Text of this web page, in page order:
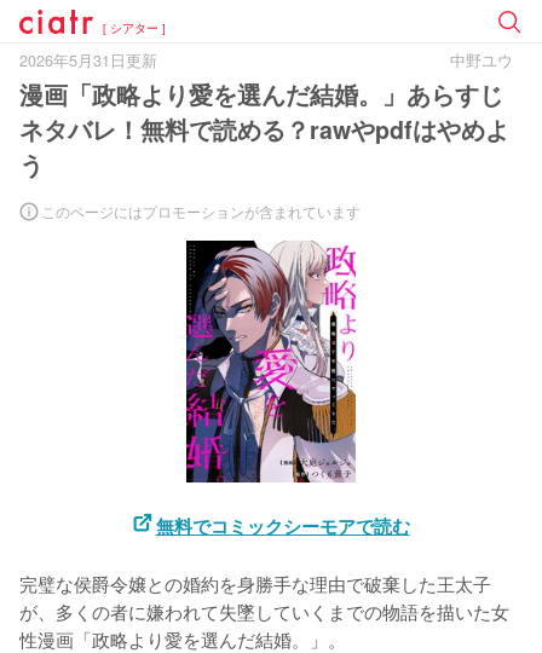
[ シアター ]
2026年5月31日更新 中野ユウ
漫画「政略より愛を選んだ結婚。」あらすじ
ネタバレ！無料で読める？rawやpdfはやめよ
う
このページにはプロモーションが含まれています
無料でコミックシーモアで読む
完璧な侯爵令嬢との婚約を身勝手な理由で破棄した王太子
が、多くの者に嫌われて失墜していくまでの物語を描いた女
性漫画「政略より愛を選んだ結婚。」。